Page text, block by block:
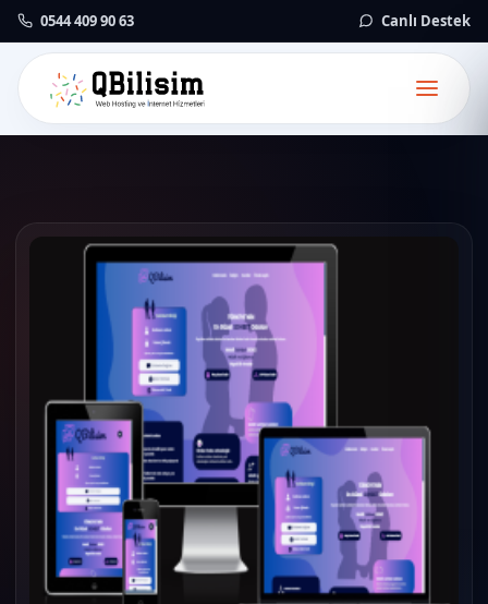
0544 409 90 63 Canlı Destek